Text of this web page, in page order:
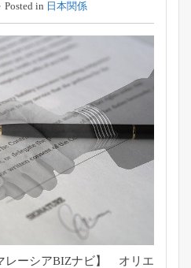
Posted in 日本関係
レーシアBIZナビ】 オリエ